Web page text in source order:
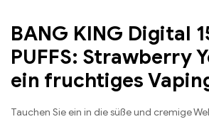
BANG KING Digital
PUFFS: Strawberry
ein fruchtiges
Tauchen Sie ein in die süße und cremige